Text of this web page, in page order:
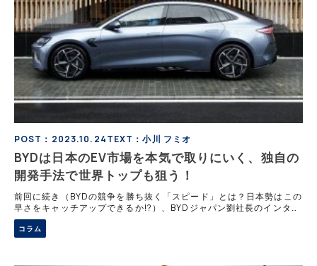
POST：2023.10.24TEXT：小川 フミオ
BYDは日本のEV市場を本気で取りにいく、独自の
開発手法で世界トップも狙う！
前回に続き（BYDの競争を勝ち抜く「スピード」とは？日本勢はこの
早さをキャッチアップできるか!?）、BYDジャパン劉社長のインタビ
ューをお届けする。SUVの「ATTO3」、コンパクトな「ドルフィ
ン」、セダンの「シール」と
コラム